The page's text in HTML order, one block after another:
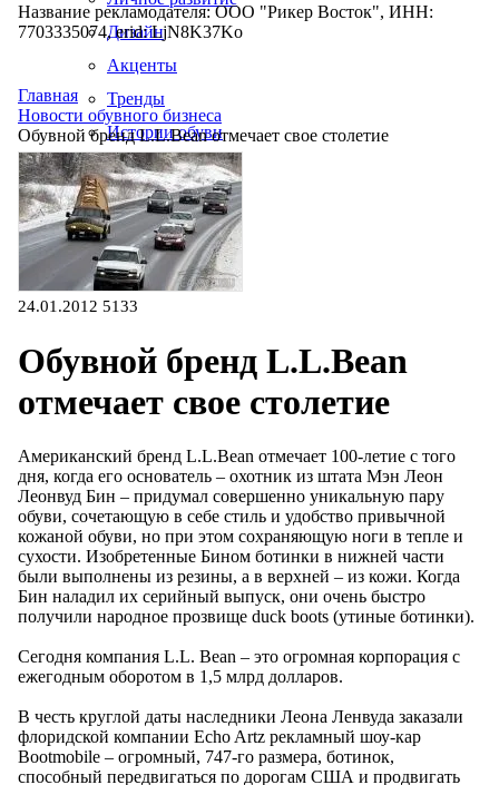
Дизайн
Акценты
Тренды
Истории обуви
Производство
Название рекламодателя: ООО "Рикер Восток", ИНН:
7703335074, erid: LjN8K37Ko
Главная
Новости обувного бизнеса
Обувной бренд L.L.Bean отмечает свое столетие
24.01.2012 5133
Обувной бренд L.L.Bean
отмечает свое столетие
Американский бренд L.L.Bean отмечает 100-летие с того
дня, когда его основатель – охотник из штата Мэн Леон
Леонвуд Бин – придумал совершенно уникальную пару
обуви, сочетающую в себе стиль и удобство привычной
кожаной обуви, но при этом сохраняющую ноги в тепле и
сухости. Изобретенные Бином ботинки в нижней части
были выполнены из резины, а в верхней – из кожи. Когда
Бин наладил их серийный выпуск, они очень быстро
получили народное прозвище duck boots (утиные ботинки).
Сегодня компания L.L. Bean – это огромная корпорация с
ежегодным оборотом в 1,5 млрд долларов.
В честь круглой даты наследники Леона Ленвуда заказали
флоридской компании Echo Artz рекламный шоу-кар
Bootmobile – огромный, 747-го размера, ботинок,
способный передвигаться по дорогам США и продвигать